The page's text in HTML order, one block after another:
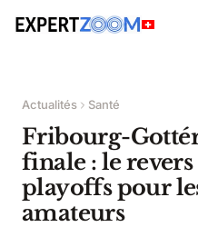
Actualités Santé
Fribourg-
finale : le revers
playoffs pour
amateurs